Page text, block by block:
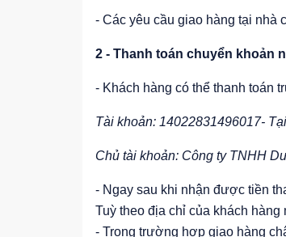
- Các yêu cầu giao hàng tại nhà
2 - Thanh toán chuyển khoản
- Khách hàng có thể thanh toán
Tài khoản: 14022831496017-
Chủ tài khoản: Công ty TNHH
- Ngay sau khi nhận được tiền
Tuỳ theo địa chỉ của khách
- Trong trường hợp giao hàng